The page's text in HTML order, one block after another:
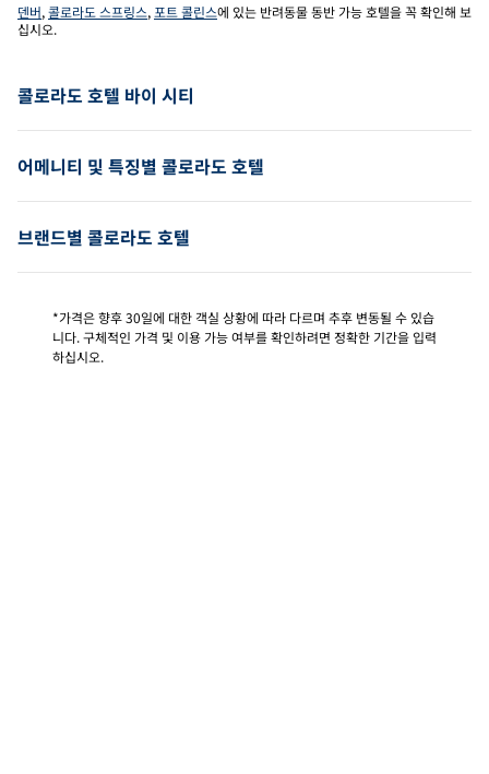
덴버,콜로라도 스프링스,포트 콜린스에 있는 반려동물 동반 가능 호텔을 꼭 확인해 보
십시오.
콜로라도 호텔 바이 시티
어메니티 및 특징별 콜로라도 호텔
브랜드별 콜로라도 호텔
*가격은 향후 30일에 대한 객실 상황에 따라 다르며 추후 변동될 수 있습
니다. 구체적인 가격 및 이용 가능 여부를 확인하려면 정확한 기간을 입력
하십시오.